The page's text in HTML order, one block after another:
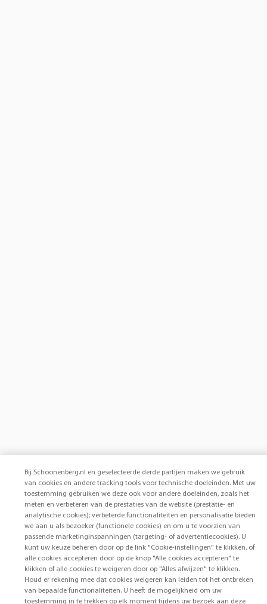
Bij Schoonenberg.nl en geselecteerde derde partijen maken we gebruik
van cookies en andere tracking tools voor technische doeleinden. Met uw
toestemming gebruiken we deze ook voor andere doeleinden, zoals het
meten en verbeteren van de prestaties van de website (prestatie- en
analytische cookies); verbeterde functionaliteiten en personalisatie bieden
we aan u als bezoeker (functionele cookies) en om u te voorzien van
passende marketinginspanningen (targeting- of advertentiecookies). U
kunt uw keuze beheren door op de link "Cookie-instellingen" te klikken, of
alle cookies accepteren door op de knop "Alle cookies accepteren" te
klikken of alle cookies te weigeren door op "Alles afwijzen" te klikken.
Houd er rekening mee dat cookies weigeren kan leiden tot het ontbreken
van bepaalde functionaliteiten. U heeft de mogelijkheid om uw
toestemming in te trekken op elk moment tijdens uw bezoek aan deze